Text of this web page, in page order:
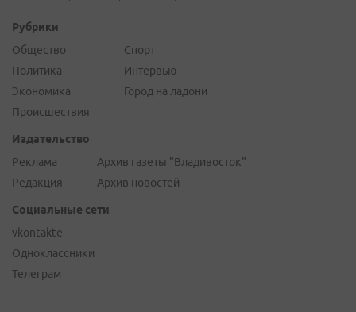
Рубрики
Общество
Политика
Экономика
Происшествия
Спорт
Интервью
Город на ладони
Издательство
Реклама
Редакция
Архив газеты "Владивосток"
Архив новостей
Социальные сети
vkontakte
Одноклассники
Телеграм